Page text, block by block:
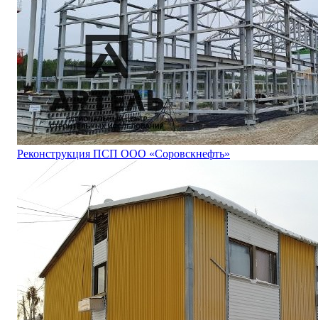
Реконструкция ПСП ООО «Соровскнефть»